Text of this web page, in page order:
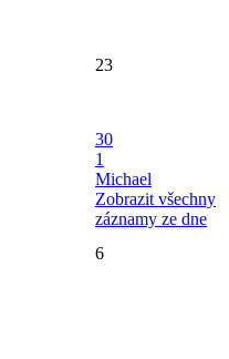
23
30
1
Michael
Zobrazit všechny
záznamy ze dne
6